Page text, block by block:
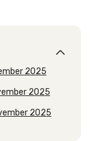
2025
2025
2025